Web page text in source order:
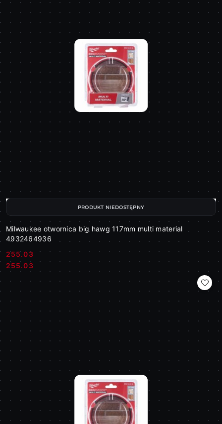
Milwaukee otwornica big hawg 117mm multi material
4932464936
Cena:
255.03
Cena:
255.03
PRODUKT NIEDOSTĘPNY